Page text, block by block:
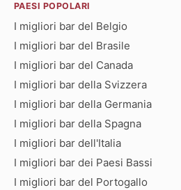
PAESI POPOLARI
I migliori bar del Belgio
I migliori bar del Brasile
I migliori bar del Canada
I migliori bar della Svizzera
I migliori bar della Germania
I migliori bar della Spagna
I migliori bar dell'Italia
I migliori bar dei Paesi Bassi
I migliori bar del Portogallo